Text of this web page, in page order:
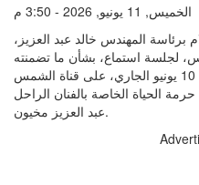
الخميس, 11 يونيو, 2026 - 3:50 م
برئاسة المهندس خالد عبد العزيز،
لجلسة استماع، بشأن ما تضمنته
حلقة برنامج "البصمة" المذاعة بتاريخ 10 يونيو الجاري، على قناة الشمس
الحياة الخاصة بالفنان الراحل
عبد العزيز مخيون.